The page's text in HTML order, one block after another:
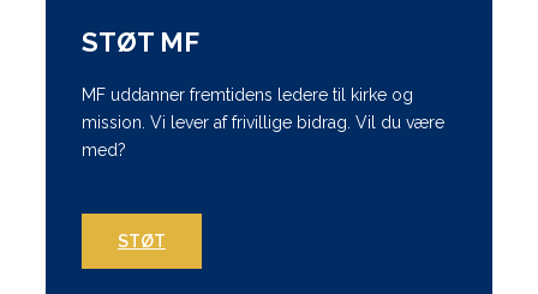
STØT MF
MF uddanner fremtidens ledere til kirke og
mission. Vi lever af frivillige bidrag. Vil du være
med?
STØT